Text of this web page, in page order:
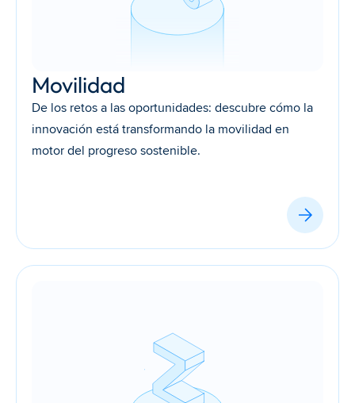
Movilidad
De los retos a las oportunidades: descubre cómo la
innovación está transformando la movilidad en
motor del progreso sostenible.